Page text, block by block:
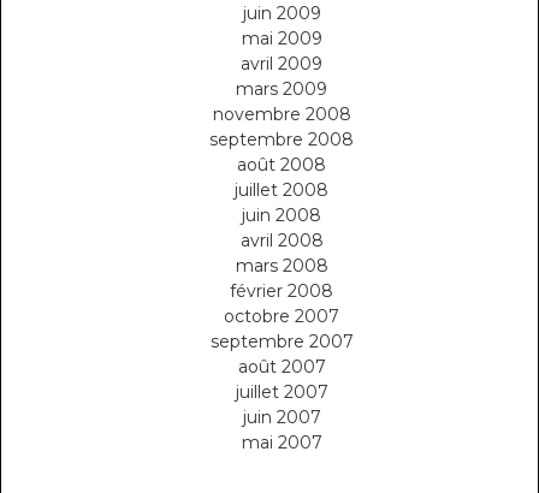
juin 2009
mai 2009
avril 2009
mars 2009
novembre 2008
septembre 2008
août 2008
juillet 2008
juin 2008
avril 2008
mars 2008
février 2008
octobre 2007
septembre 2007
août 2007
juillet 2007
juin 2007
mai 2007